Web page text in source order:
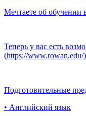
Мечтаете об обучении
Теперь у вас есть
(https://
Подготовительные
• Английский язык